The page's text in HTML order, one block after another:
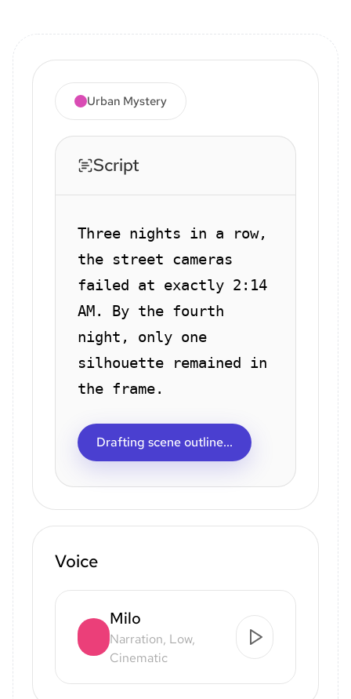
Urban Mystery
Script
Three nights in a row,
the street cameras
failed at exactly 2:14
AM. By the fourth
night, only one
silhouette remained in
the frame.
Drafting scene outline...
Voice
Milo
Narration, Low,
Cinematic